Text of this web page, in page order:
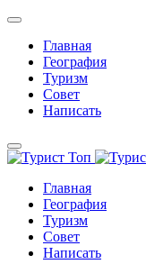
Главная
География
Туризм
Совет
Написать
Главная
География
Туризм
Совет
Написать